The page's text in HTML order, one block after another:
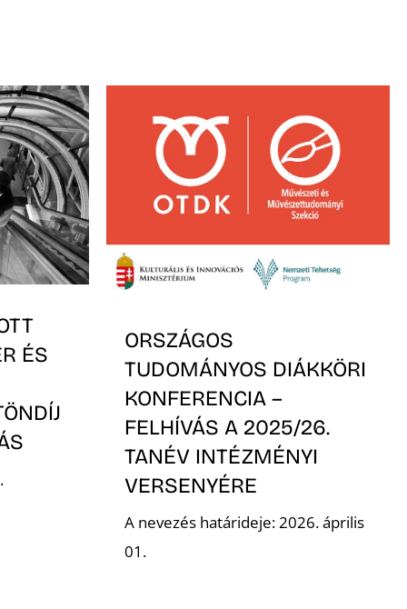
ÉS
ORSZÁGOS
TUDOMÁNYOS DIÁKKÖRI
KONFERENCIA –
FELHÍVÁS A 2025/26.
TANÉV INTÉZMÉNYI
VERSENYÉRE
A nevezés határideje: 2026. április
01.